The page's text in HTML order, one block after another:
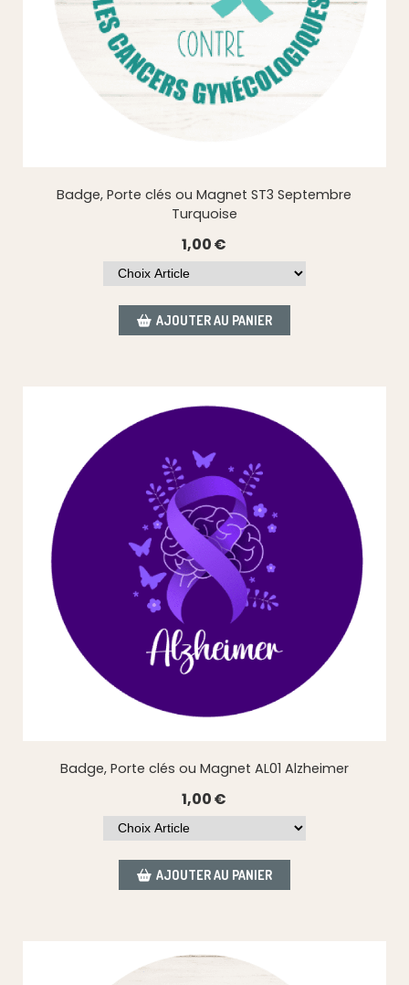
Badge, Porte clés ou Magnet ST3 Septembre
Turquoise
1,00€
AJOUTER AU PANIER
Badge, Porte clés ou Magnet AL01 Alzheimer
1,00€
AJOUTER AU PANIER